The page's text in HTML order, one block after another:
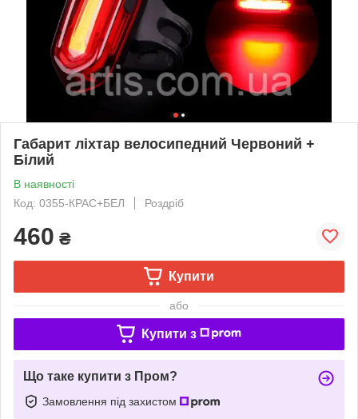
Габарит ліхтар велосипедний Червоний +
Білий
В наявності
Код: 0355-КРАС+БЕЛ
Роздріб
460 ₴
Купити
або
Купити з
Що таке купити з Пром?
Замовлення під захистом